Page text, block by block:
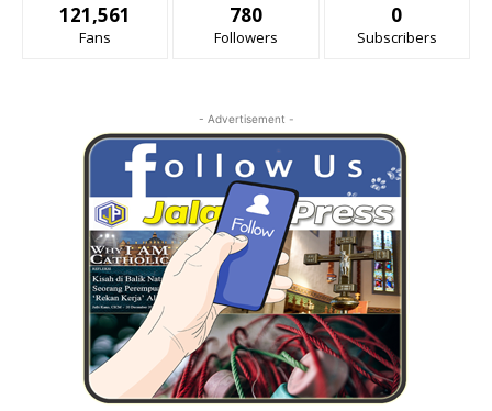
121,561
Fans
780
Followers
0
Subscribers
- Advertisement -